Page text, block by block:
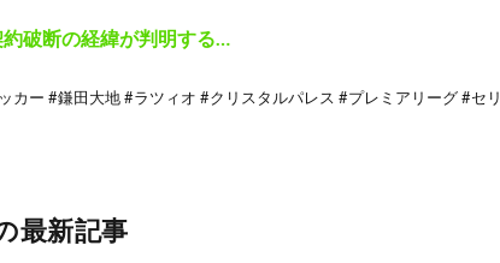
約破断の経緯が判明する…
カー #鎌田大地 #ラツィオ #クリスタルパレス #プレミアリーグ #セリ
最新記事